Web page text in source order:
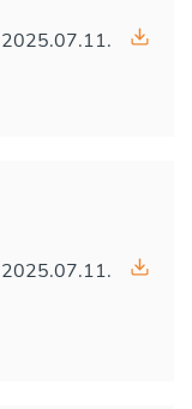
2025.07.11.
2025.07.11.